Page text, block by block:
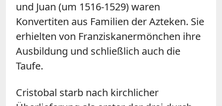
und Juan (um 1516-1529) waren
Konvertiten aus Familien der Azteken. Sie
erhielten von Franziskanermönchen ihre
Ausbildung und schließlich auch die
Taufe.
Cristobal starb nach kirchlicher